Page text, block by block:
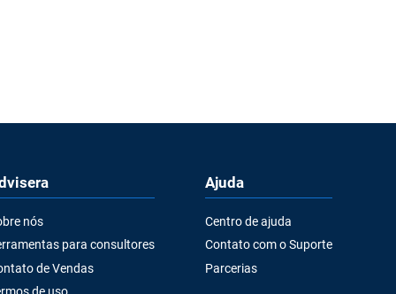
nós
para consultores
de Vendas
Ajuda
Centro de ajuda
Contato com o Suporte
Parcerias